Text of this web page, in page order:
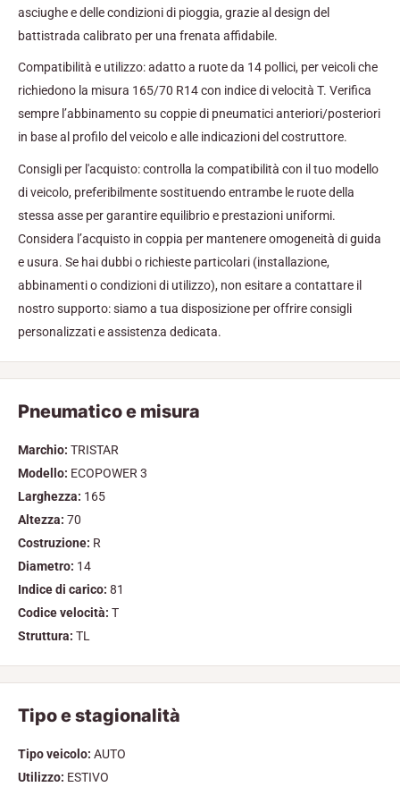
asciughe e delle condizioni di pioggia, grazie al design del
battistrada calibrato per una frenata affidabile.
Compatibilità e utilizzo: adatto a ruote da 14 pollici, per veicoli che
richiedono la misura 165/70 R14 con indice di velocità T. Verifica
sempre l’abbinamento su coppie di pneumatici anteriori/posteriori
in base al profilo del veicolo e alle indicazioni del costruttore.
Consigli per l'acquisto: controlla la compatibilità con il tuo modello
di veicolo, preferibilmente sostituendo entrambe le ruote della
stessa asse per garantire equilibrio e prestazioni uniformi.
Considera l’acquisto in coppia per mantenere omogeneità di guida
e usura. Se hai dubbi o richieste particolari (installazione,
abbinamenti o condizioni di utilizzo), non esitare a contattare il
nostro supporto: siamo a tua disposizione per offrire consigli
personalizzati e assistenza dedicata.
Pneumatico e misura
Marchio: TRISTAR
Modello: ECOPOWER 3
Larghezza: 165
Altezza: 70
Costruzione: R
Diametro: 14
Indice di carico: 81
Codice velocità: T
Struttura: TL
Tipo e stagionalità
Tipo veicolo: AUTO
Utilizzo: ESTIVO